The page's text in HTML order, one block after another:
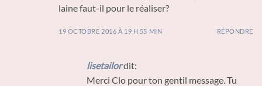
laine faut-il pour le réaliser?
19 OCTOBRE 2016 À 19 H 55 MIN RÉPONDRE
lisetailordit:
Merci Clo pour ton gentil message. Tu